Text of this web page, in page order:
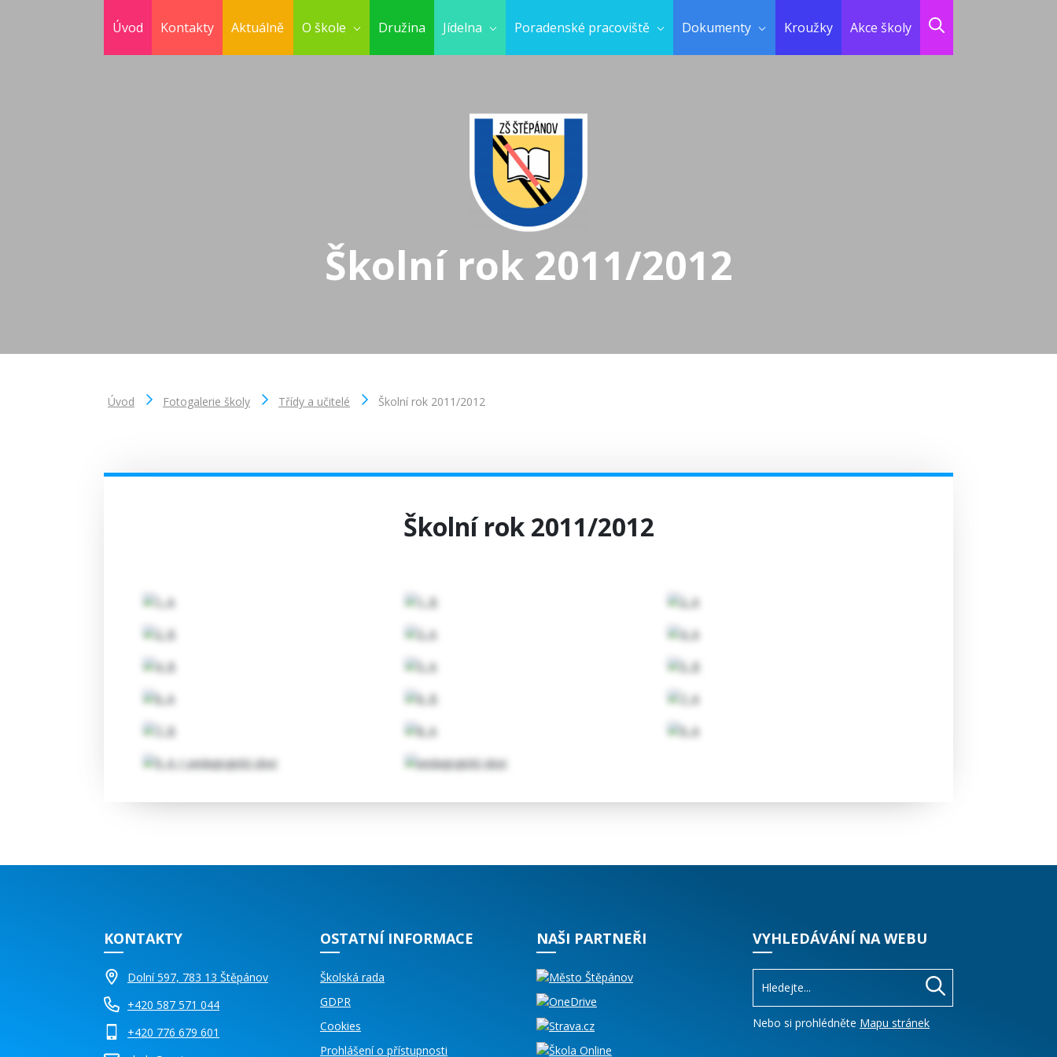
Úvod Kontakty Aktuálně O škole Družina Jídelna Poradenské pracoviště Dokumenty Kroužky Akce školy
Školní rok 2011/2012
Úvod Fotogalerie školy Třídy a učitelé Školní rok 2011/2012
Školní rok 2011/2012
KONTAKTY
Dolní 597, 783 13 Štěpánov
+420 587 571 044
+420 776 679 601
OSTATNÍ INFORMACE
Školská rada
GDPR
Cookies
Prohlášení o přístupnosti
NAŠI PARTNEŘI VYHLEDÁVÁNÍ NA WEBU
Nebo si prohlédněte Mapu stránek